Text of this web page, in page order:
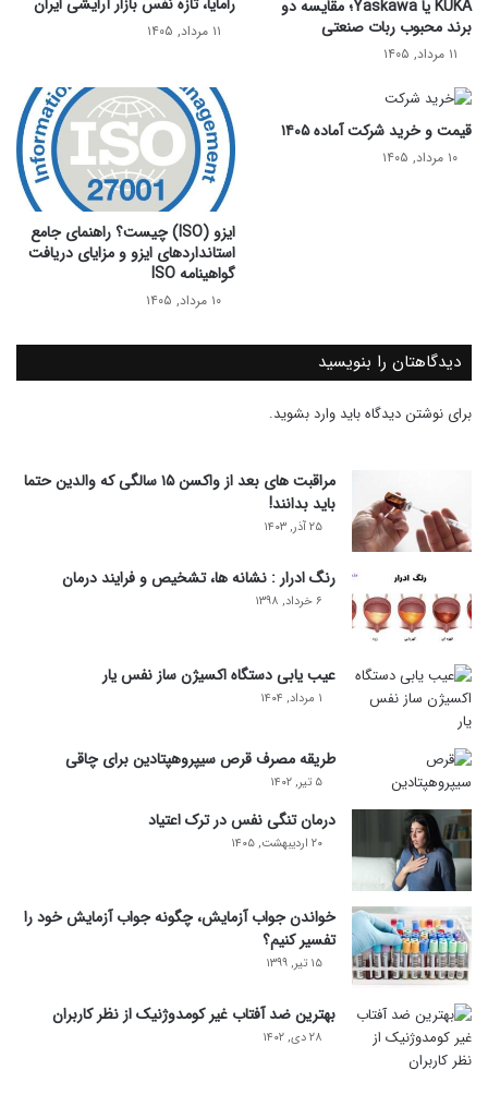
KUKA یا Yaskawa؛ مقایسه دو
برند محبوب ربات صنعتی
۱۱ مرداد, ۱۴۰۵
۱۱ مرداد, ۱۴۰۵
قیمت و خرید شرکت آماده ۱۴۰۵
۱۰ مرداد, ۱۴۰۵
ایزو (ISO) چیست؟ راهنمای جامع
استانداردهای ایزو و مزایای دریافت
گواهینامه ISO
۱۰ مرداد, ۱۴۰۵
دیدگاهتان را بنویسید
برای نوشتن دیدگاه باید وارد بشوید.
مراقبت های بعد از واکسن ۱۵ سالگی که والدین حتما
باید بدانند!
۲۵ آذر, ۱۴۰۳
رنگ ادرار : نشانه ها، تشخیص و فرایند درمان
۶ خرداد, ۱۳۹۸
عیب یابی دستگاه اکسیژن ساز نفس یار
۱ مرداد, ۱۴۰۴
طریقه مصرف قرص سیپروهپتادین برای چاقی
۵ تیر, ۱۴۰۲
درمان تنگی نفس در ترک اعتیاد
۲۰ اردیبهشت, ۱۴۰۵
خواندن جواب آزمایش، چگونه جواب آزمایش خود را
تفسیر کنیم؟
۱۵ تیر, ۱۳۹۹
بهترین ضد آفتاب غیر کومدوژنیک از نظر کاربران
۲۸ دی, ۱۴۰۲